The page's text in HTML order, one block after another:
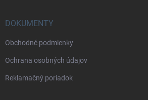
DOKUMENTY
Obchodné podmienky
Ochrana osobných údajov
Reklamačný poriadok